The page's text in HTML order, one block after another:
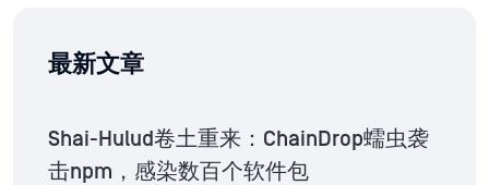
最新文章
Shai-Hulud卷土重来：ChainDrop蠕虫袭
击npm，感染数百个软件包